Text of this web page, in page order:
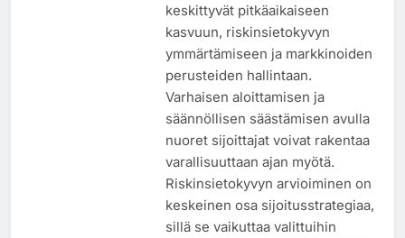
keskittyvät pitkäaikaiseen
kasvuun, riskinsietokyvyn
ymmärtämiseen ja markkinoiden
perusteiden hallintaan.
Varhaisen aloittamisen ja
säännöllisen säästämisen avulla
nuoret sijoittajat voivat rakentaa
varallisuuttaan ajan myötä.
Riskinsietokyvyn arvioiminen on
keskeinen osa sijoitusstrategiaa,
sillä se vaikuttaa valittuihin